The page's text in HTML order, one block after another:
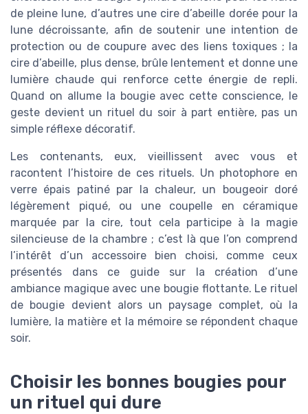
de pleine lune, d’autres une cire d’abeille dorée pour la
lune décroissante, afin de soutenir une intention de
protection ou de coupure avec des liens toxiques ; la
cire d’abeille, plus dense, brûle lentement et donne une
lumière chaude qui renforce cette énergie de repli.
Quand on allume la bougie avec cette conscience, le
geste devient un rituel du soir à part entière, pas un
simple réflexe décoratif.
Les contenants, eux, vieillissent avec vous et
racontent l’histoire de ces rituels. Un photophore en
verre épais patiné par la chaleur, un bougeoir doré
légèrement piqué, ou une coupelle en céramique
marquée par la cire, tout cela participe à la magie
silencieuse de la chambre ; c’est là que l’on comprend
l’intérêt d’un accessoire bien choisi, comme ceux
présentés dans ce guide sur la création d’une
ambiance magique avec une bougie flottante. Le rituel
de bougie devient alors un paysage complet, où la
lumière, la matière et la mémoire se répondent chaque
soir.
Choisir les bonnes bougies pour
un rituel qui dure